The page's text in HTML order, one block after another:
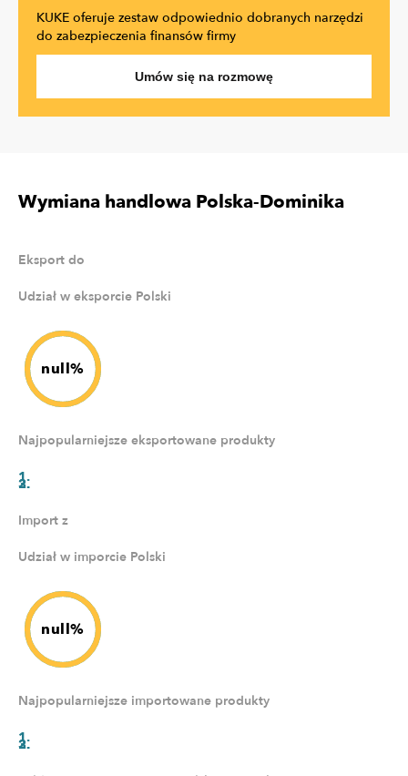
KUKE oferuje zestaw odpowiednio dobranych narzędzi
do zabezpieczenia finansów firmy
Umów się na rozmowę
Wymiana handlowa Polska-Dominika
Eksport do
Udział w eksporcie Polski
null%
Najpopularniejsze eksportowane produkty
Import z
Udział w imporcie Polski
null%
Najpopularniejsze importowane produkty